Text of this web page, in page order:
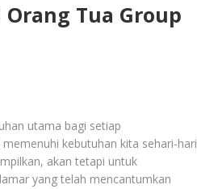
Tua Group
utama bagi setiap
kebutuhan kita sehari-hari
akan tetapi untuk
yang telah mencantumkan